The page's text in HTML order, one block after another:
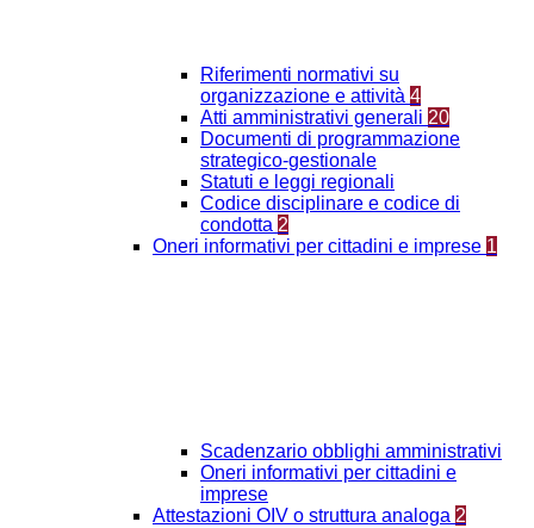
Riferimenti normativi su
organizzazione e attività 4
Atti amministrativi generali 20
Documenti di programmazione
strategico-gestionale
Statuti e leggi regionali
Codice disciplinare e codice di
condotta 2
Oneri informativi per cittadini e imprese 1
Scadenzario obblighi amministrativi
Oneri informativi per cittadini e
imprese
Attestazioni OIV o struttura analoga 2